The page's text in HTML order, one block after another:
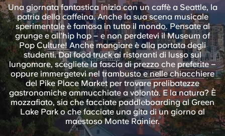
Account Lingua
English (GB)
English (US)
Chinese
Español
Seleziona un paese
Seleziona una città
Seleziona una residenza
Accedi
Prenota ora
Italian French
Portuguese
Una giornata fantastica inizia con un caffè a Seattle, la
patria della caffeina. Anche la sua scena musicale
sperimentale è famosa in tutto il mondo. Pensate al
grunge e all’hip hop – e non perdetevi il Museum of
Pop Culture! Anche mangiare è alla portata degli
studenti. Dai food truck ai ristoranti di lusso sul
lungomare, scegliete la fascia di prezzo che preferite –
oppure immergetevi nel trambusto e nelle chiacchiere
del Pike Place Market per trovare prelibatezze
gastronomiche ammucchiate a volontà. E la natura? È
mozzafiato, sia che facciate paddleboarding al Green
Lake Park o che facciate una gita di un giorno al
maestoso Monte Rainier.